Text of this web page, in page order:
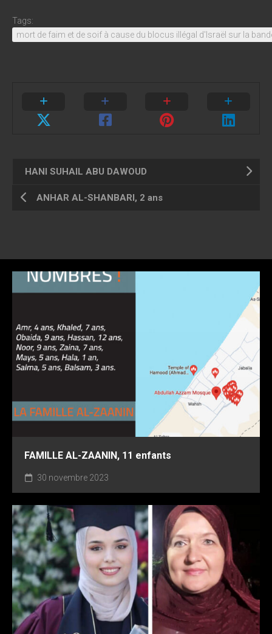
Tags:
mort de faim et de soif à cause du blocus illégal d'Israël sur la
HANI SUHAIL ABU DAWOUD
ANHAR AL-SHANBARI, 2 ans
FAMILLE AL-ZAANIN, 11 enfants
30 novembre 2023